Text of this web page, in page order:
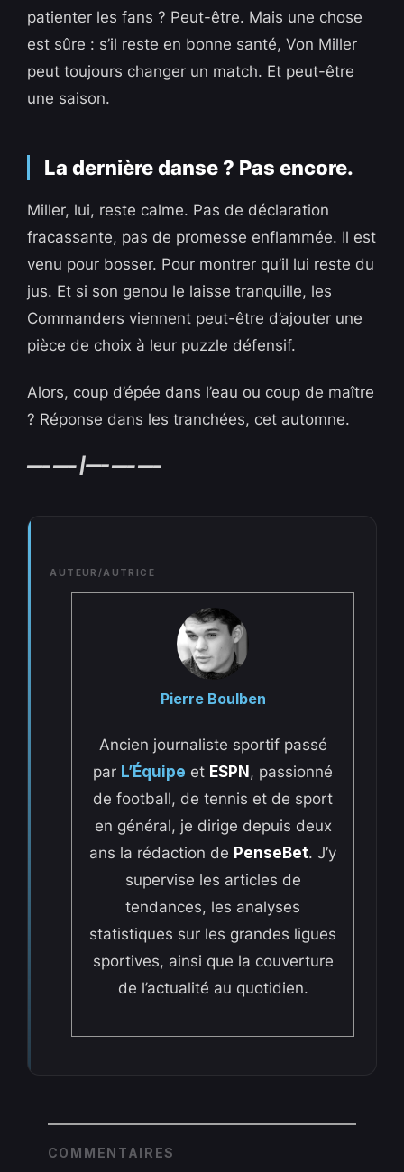
patienter les fans ? Peut-être. Mais une chose
est sûre : s’il reste en bonne santé, Von Miller
peut toujours changer un match. Et peut-être
une saison.
La dernière danse ? Pas encore.
Miller, lui, reste calme. Pas de déclaration
fracassante, pas de promesse enflammée. Il est
venu pour bosser. Pour montrer qu’il lui reste du
jus. Et si son genou le laisse tranquille, les
Commanders viennent peut-être d’ajouter une
pièce de choix à leur puzzle défensif.
Alors, coup d’épée dans l’eau ou coup de maître
? Réponse dans les tranchées, cet automne.
—–—– |—– —– —–
AUTEUR/AUTRICE
Pierre Boulben
Ancien journaliste sportif passé
par L’Équipe et ESPN , passionné
de football, de tennis et de sport
en général, je dirige depuis deux
ans la rédaction de PenseBet. J’y
supervise les articles de
tendances, les analyses
statistiques sur les grandes ligues
sportives, ainsi que la couverture
de l’actualité au quotidien.
COMMENTAIRES